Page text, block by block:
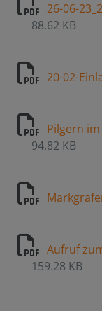
26-06-
88.62 KB
20-02-
Pilgern
94.82 KB
Aufruf
159.28 KB